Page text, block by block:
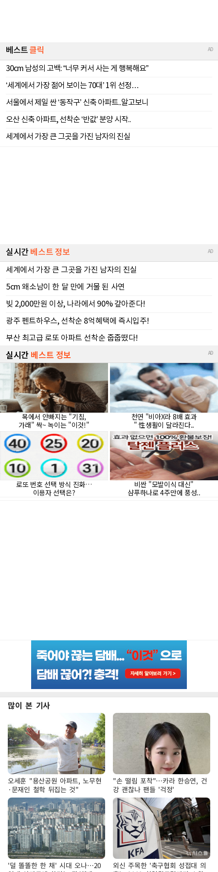
많이 본 기사
오세훈 "용산공원 아파트, 노무현
·문재인 철학 뒤집는 것"
"손 떨림 포착"…카라 한승연, 건
강 괜찮나 팬들 '걱정'
'덜 똘똘한 한 채' 시대 오나…20
외신 주목한 '축구협회 성접대 의